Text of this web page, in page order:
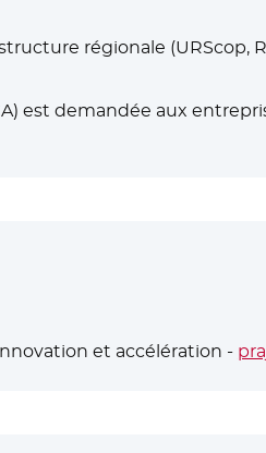
régionale (URScop,
est demandée aux
et accélération -